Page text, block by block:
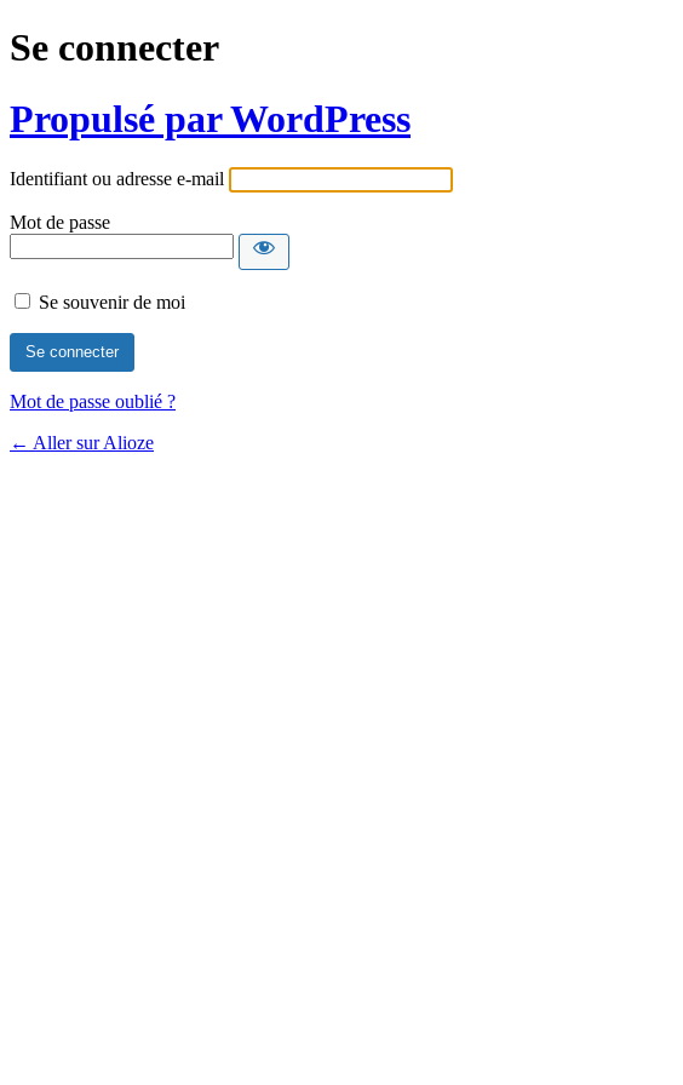
Se connecter
Propulsé par WordPress
Identifiant ou adresse e-mail
Mot de passe
Se souvenir de moi
Mot de passe oublié ?
← Aller sur Alioze